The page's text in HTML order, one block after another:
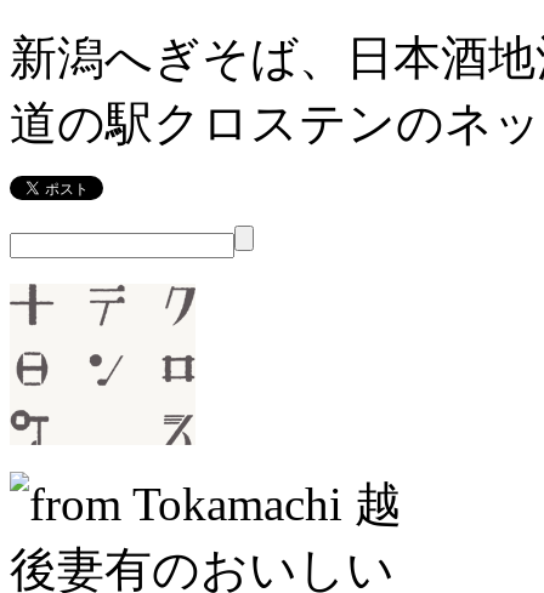
新潟へぎそば、日本酒
道の駅クロステンのネ